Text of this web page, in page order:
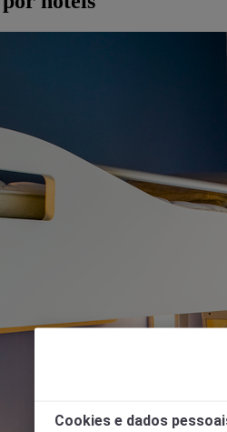
Cookies e dados